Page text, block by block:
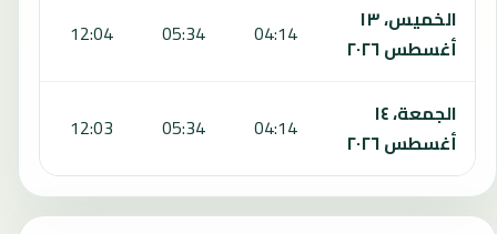
الخميس، ١٣
أغسطس ٢٠٢٦
04:14
05:34
12:04
الجمعة، ١٤
أغسطس ٢٠٢٦
04:14
05:34
12:03